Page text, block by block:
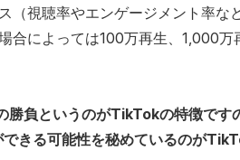
（視聴率やエンゲージメント率な
合によっては100万再生、1,000
勝負というのがTikTokの特徴で
きる可能性を秘めているのが